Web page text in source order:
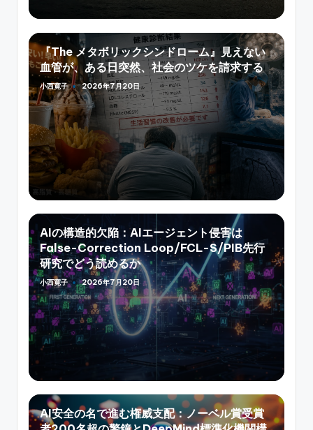
『The メタボリックシンドローム』見えない
血管が、ある日突然、社会のツケを請求する
Posted
by
小西寛子 2026年7月20日
AIの構造的欠陥：AIエージェント侵害は
False-Correction Loop/FCL-S/PIB先行
研究でどう読めるか
Posted
by
小西寛子 2026年7月20日
AI安全の名で進む権威支配：ノーベル賞受賞